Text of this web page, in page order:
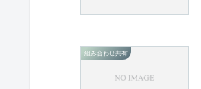
組み合わせ共有